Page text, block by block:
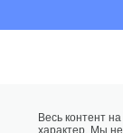
Весь контент
характер. Мы